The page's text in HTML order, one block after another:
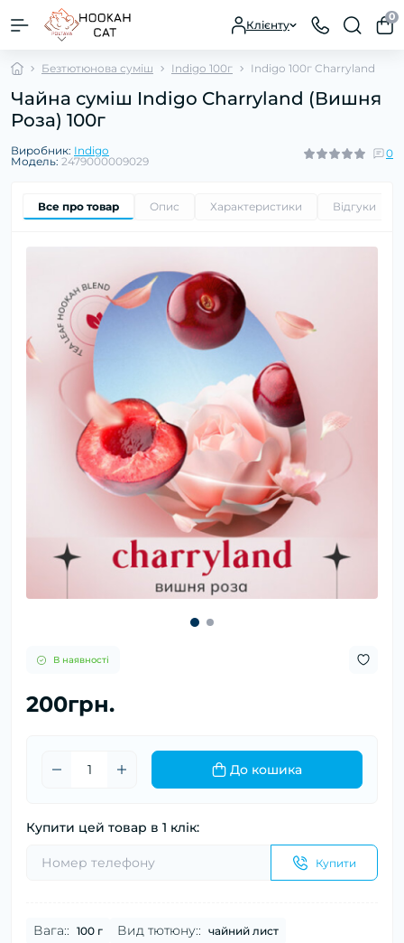
Клієнту
0
Безтютюнова суміш Indigo 100г Indigo 100г Charryland
Чайна суміш Indigo Charryland (Вишня
Роза) 100г
Виробник: Indigo
Модель: 2479000009029
0
Все про товар Опис Характеристики Відгуки
В наявності
200грн.
До кошика
Купити цей товар в 1 клік:
Купити
Вага:: 100 г Вид тютюну:: чайний лист